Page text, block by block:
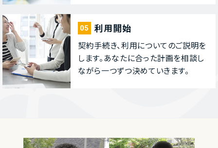
05 利⽤開始
契約⼿続き、利⽤についてのご説明を
します。あなたに合った計画を相談し
ながら⼀つずつ決めていきます。